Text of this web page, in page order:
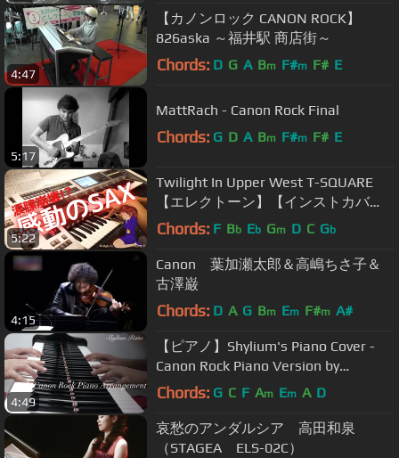
4:47
【カノンロック CANON ROCK】
826aska ～福井駅 商店街～
Chords: D G A Bm F#m F# E
5:17
MattRach - Canon Rock Final
Chords: G D A Bm F#m F# E
5:22
Twilight In Upper West T-SQUARE
【エレクトーン】【インストカバ
ー】
Chords: F Bb Eb Gm D C Gb
4:15
Canon 葉加瀬太郎＆高嶋ちさ子＆
古澤巌
Chords: D A G Bm Em F#m A#
4:49
【ピアノ】Shylium's Piano Cover -
Canon Rock Piano Version by
Japanese Composer Prof Takushi
Chords: G C F Am Em A D
哀愁のアンダルシア 高田和泉
（STAGEA ELS-02C）